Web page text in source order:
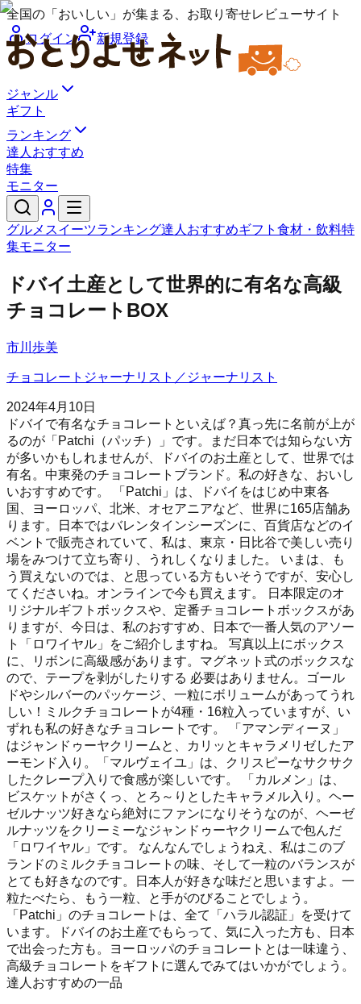
全国の「おいしい」が集まる、お取り寄せレビューサイト
ログイン
新規登録
ジャンル
ギフト
ランキング
達人おすすめ
特集
モニター
グルメ スイーツランキング達人おすすめギフト 食材・飲料特
集モニター
ドバイ土産として世界的に有名な高級
チョコレートBOX
市川歩美
チョコレートジャーナリスト／ジャーナリスト
2024年4月10日
ドバイで有名なチョコレートといえば？真っ先に名前が上が
るのが「Patchi（パッチ）」です。まだ日本では知らない方
が多いかもしれませんが、ドバイのお土産として、世界では
有名。中東発のチョコレートブランド。私の好きな、おいし
いおすすめです。 「Patchi」は、ドバイをはじめ中東各
国、ヨーロッパ、北米、オセアニアなど、世界に165店舗あ
ります。日本ではバレンタインシーズンに、百貨店などのイ
ベントで販売されていて、私は、東京・日比谷で美しい売り
場をみつけて立ち寄り、うれしくなりました。 いまは、も
う買えないのでは、と思っている方もいそうですが、安心し
てくださいね。オンラインで今も買えます。 日本限定のオ
リジナルギフトボックスや、定番チョコレートボックスがあ
りますが、今日は、私のおすすめ、日本で一番人気のアソー
ト「ロワイヤル」をご紹介しますね。 写真以上にボックス
に、リボンに高級感があります。マグネット式のボックスな
ので、テープを剥がしたりする 必要はありません。ゴール
ドやシルバーのパッケージ、一粒にボリュームがあってうれ
しい！ミルクチョコレートが4種・16粒入っていますが、い
ずれも私の好きなチョコレートです。 「アマンディーヌ」
はジャンドゥーヤクリームと、カリッとキャラメリゼしたア
ーモンド入り。「マルヴェイユ」は、クリスピーなサクサク
したクレープ入りで食感が楽しいです。 「カルメン」は、
ビスケットがさくっ、とろ～りとしたキャラメル入り。ヘー
ゼルナッツ好きなら絶対にファンになりそうなのが、ヘーゼ
ルナッツをクリーミーなジャンドゥーヤクリームで包んだ
「ロワイヤル」です。 なんなんでしょうねえ、私はこのブ
ランドのミルクチョコレートの味、そして一粒のバランスが
とても好きなのです。日本人が好きな味だと思いますよ。一
粒たべたら、もう一粒、と手がのびることでしょう。
「Patchi」のチョコレートは、全て「ハラル認証」を受けて
います。ドバイのお土産でもらって、気に入った方も、日本
で出会った方も。ヨーロッパのチョコレートとは一味違う、
高級チョコレートをギフトに選んでみてはいかがでしょう。
達人おすすめの一品